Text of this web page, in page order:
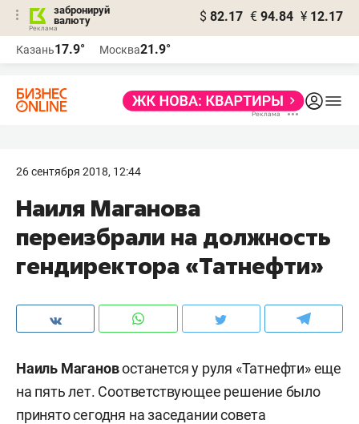
забронируй
валюту
$ 82.17 € 94.84 ¥ 12.17
Казань17.9° Москва21.9°
26 сентября 2018, 12:44
Наиля Маганова
переизбрали на должность
гендиректора «Татнефти»
Наиль Магановостанется у руля «Татнефти» еще
на пять лет. Соответствующее решение было
принято сегодня на заседании совета